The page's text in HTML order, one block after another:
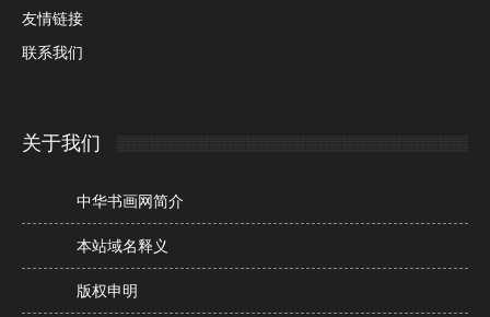
友情链接
联系我们
关于我们
中华书画网简介
本站域名释义
版权申明